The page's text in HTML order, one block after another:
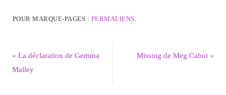
POUR MARQUE-PAGES : PERMALIENS.
« La déclaration de Gemma
Malley
Missing de Meg Cabot»